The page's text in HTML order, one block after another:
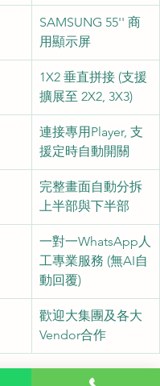
SAMSUNG 55'' 商
用顯示屏
1X2 垂直拼接 (支援
擴展至 2X2, 3X3)
連接專用Player, 支
援定時自動開關
完整畫面自動分拆
上半部與下半部
一對一WhatsApp人
工專業服務 (無AI自
動回覆)
歡迎大集團及各大
Vendor合作